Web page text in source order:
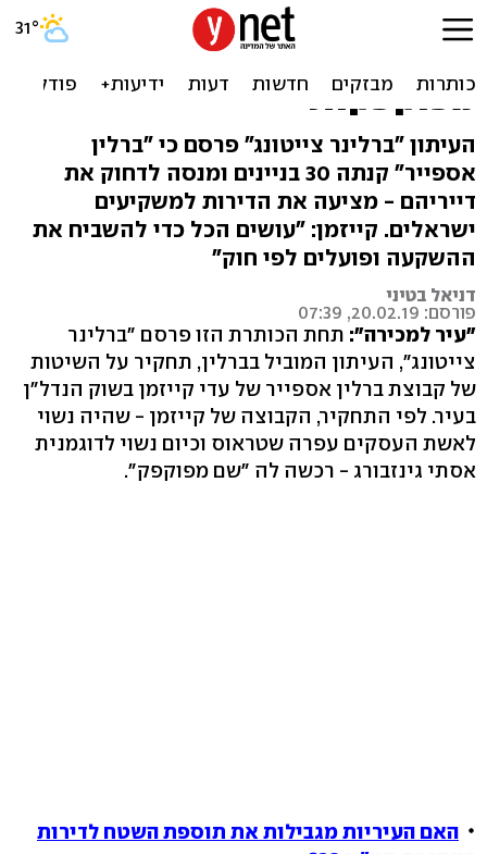
תחקיר בברלין: חברת הנדל"ן
של קייזמן פועלת בדרכים
מפוקפקות
העיתון "ברלינר צייטונג" פרסם כי "ברלין
אספייר" קנתה 30 בניינים ומנסה לדחוק את
דייריהם - מציעה את הדירות למשקיעים
ישראלים. קייזמן: "עושים הכל כדי להשביח את
ההשקעה ופועלים לפי חוק"
דניאל בטיני
פורסם: 20.02.19, 07:39
"עיר למכירה": תחת הכותרת הזו פרסם "ברלינר
צייטונג", העיתון המוביל בברלין, תחקיר על השיטות
של קבוצת ברלין אספייר של עדי קייזמן בשוק הנדל"ן
בעיר. לפי התחקיר, הקבוצה של קייזמן - שהיה נשוי
לאשת העסקים עפרה שטראוס וכיום נשוי לדוגמנית
אסתי גינזבורג - רכשה לה "שם מפוקפק".
האם העיריות מגבילות את תוספת השטח לדירות